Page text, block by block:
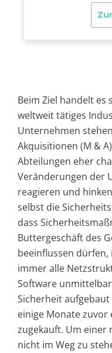
Beim Ziel handelt es
weltweit tätiges
Unternehmen
Akquisitionen (M &
Abteilungen eher
Veränderungen der
reagieren und
selbst die
dass
Buttergeschäft des
beeinflussen dürfen,
immer alle
Software
Sicherheit
einige Monate
zugekauft. Um einer
nicht im Weg zu